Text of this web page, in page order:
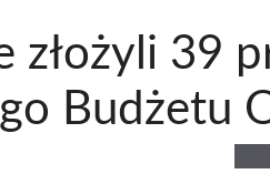
złożyli 39
Budżetu